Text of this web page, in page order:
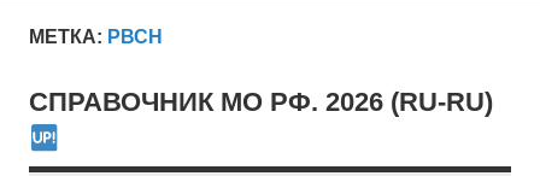
МЕТКА: РВСН
СПРАВОЧНИК МО РФ. 2026 (RU-RU)